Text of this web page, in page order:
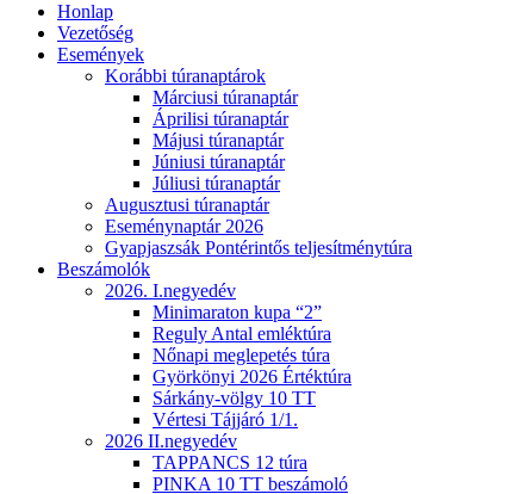
Honlap
Vezetőség
Események
Korábbi túranaptárok
Márciusi túranaptár
Áprilisi túranaptár
Májusi túranaptár
Júniusi túranaptár
Júliusi túranaptár
Augusztusi túranaptár
Eseménynaptár 2026
Gyapjaszsák Pontérintős teljesítménytúra
Beszámolók
2026. I.negyedév
Minimaraton kupa “2”
Reguly Antal emléktúra
Nőnapi meglepetés túra
Györkönyi 2026 Értéktúra
Sárkány-völgy 10 TT
Vértesi Tájjáró 1/1.
2026 II.negyedév
TAPPANCS 12 túra
PINKA 10 TT beszámoló